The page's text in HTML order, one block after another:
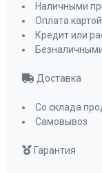
3,8 кВт
Мощность
1 кВт
Мощность
2 кВт
Мощность
2 кВт
Наличными
Оплата
Кредит или
Доставка
Со склада
Самовывоз
Гарантия